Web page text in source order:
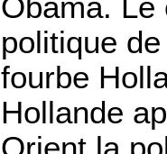
politique
fourbe
Hollande